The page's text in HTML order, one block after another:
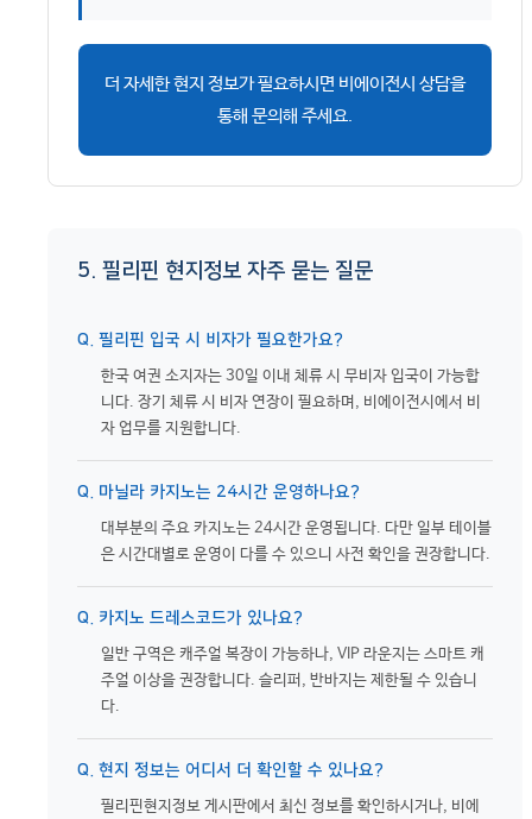
더 자세한 현지 정보가 필요하시면 비에이전시 상담을
통해 문의해 주세요.
5. 필리핀 현지정보 자주 묻는 질문
Q. 필리핀 입국 시 비자가 필요한가요?
한국 여권 소지자는 30일 이내 체류 시 무비자 입국이 가능합
니다. 장기 체류 시 비자 연장이 필요하며, 비에이전시에서 비
자 업무를 지원합니다.
Q. 마닐라 카지노는 24시간 운영하나요?
대부분의 주요 카지노는 24시간 운영됩니다. 다만 일부 테이블
은 시간대별로 운영이 다를 수 있으니 사전 확인을 권장합니다.
Q. 카지노 드레스코드가 있나요?
일반 구역은 캐주얼 복장이 가능하나, VIP 라운지는 스마트 캐
주얼 이상을 권장합니다. 슬리퍼, 반바지는 제한될 수 있습니
다.
Q. 현지 정보는 어디서 더 확인할 수 있나요?
필리핀현지정보 게시판에서 최신 정보를 확인하시거나, 비에